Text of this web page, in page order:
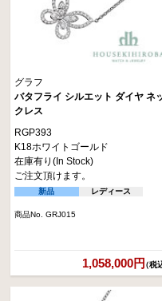
グラフ
バタフライ シルエット ダイヤ ネ
クレス
RGP393
K18ホワイトゴールド
在庫有り(In Stock)
ご注文頂けます。
新品 レディース
商品No. GRJ015
1,058,000円（税